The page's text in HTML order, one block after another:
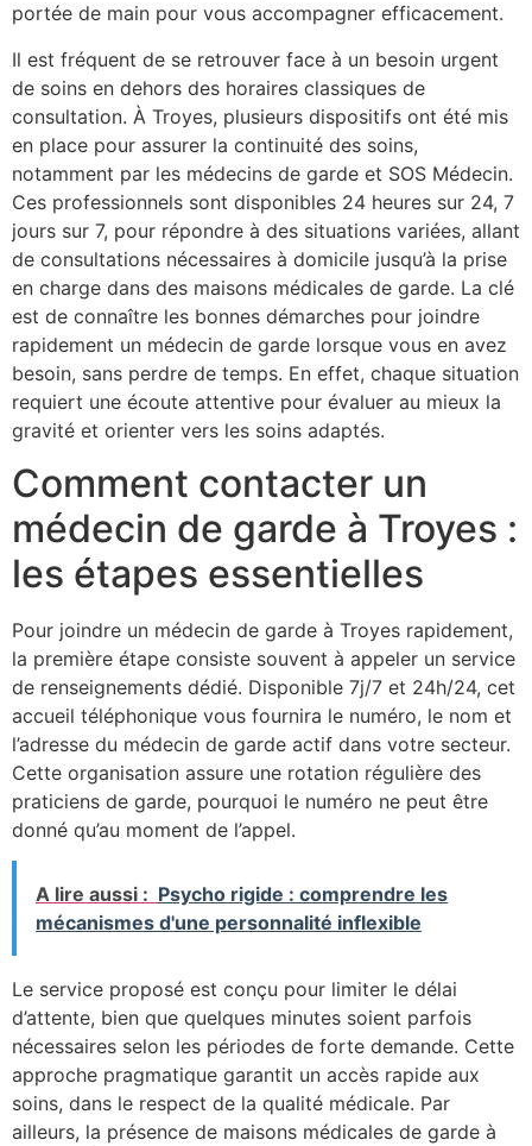
portée de main pour vous accompagner efficacement.
Il est fréquent de se retrouver face à un besoin urgent
de soins en dehors des horaires classiques de
consultation. À Troyes, plusieurs dispositifs ont été mis
en place pour assurer la continuité des soins,
notamment par les médecins de garde et SOS Médecin.
Ces professionnels sont disponibles 24 heures sur 24, 7
jours sur 7, pour répondre à des situations variées, allant
de consultations nécessaires à domicile jusqu’à la prise
en charge dans des maisons médicales de garde. La clé
est de connaître les bonnes démarches pour joindre
rapidement un médecin de garde lorsque vous en avez
besoin, sans perdre de temps. En effet, chaque situation
requiert une écoute attentive pour évaluer au mieux la
gravité et orienter vers les soins adaptés.
Comment contacter un
médecin de garde à Troyes :
les étapes essentielles
Pour joindre un médecin de garde à Troyes rapidement,
la première étape consiste souvent à appeler un service
de renseignements dédié. Disponible 7j/7 et 24h/24, cet
accueil téléphonique vous fournira le numéro, le nom et
l’adresse du médecin de garde actif dans votre secteur.
Cette organisation assure une rotation régulière des
praticiens de garde, pourquoi le numéro ne peut être
donné qu’au moment de l’appel.
A lire aussi : Psycho rigide : comprendre les
mécanismes d'une personnalité inflexible
Le service proposé est conçu pour limiter le délai
d’attente, bien que quelques minutes soient parfois
nécessaires selon les périodes de forte demande. Cette
approche pragmatique garantit un accès rapide aux
soins, dans le respect de la qualité médicale. Par
ailleurs, la présence de maisons médicales de garde à